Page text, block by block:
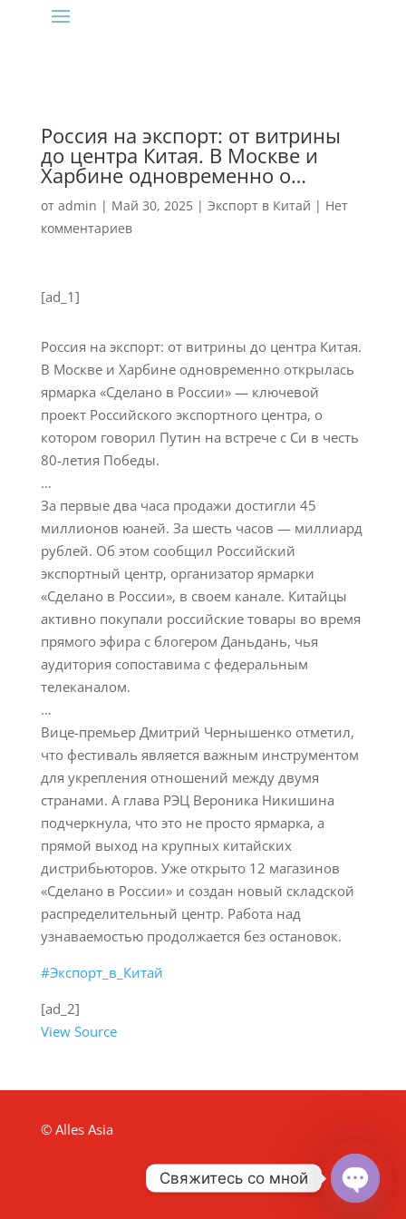
Россия на экспорт: от витрины
до центра Китая. В Москве и
Харбине одновременно о…
от admin | Май 30, 2025| Экспорт в Китай | Нет
комментариев
[ad_1]
Россия на экспорт: от витрины до центра Китая.
В Москве и Харбине одновременно открылась
ярмарка «Сделано в России» — ключевой
проект Российского экспортного центра, о
котором говорил Путин на встрече с Си в честь
80-летия Победы.
…
За первые два часа продажи достигли 45
миллионов юаней. За шесть часов — миллиард
рублей. Об этом сообщил Российский
экспортный центр, организатор ярмарки
«Сделано в России», в своем канале. Китайцы
активно покупали российские товары во время
прямого эфира с блогером Даньдань, чья
аудитория сопоставима с федеральным
телеканалом.
…
Вице-премьер Дмитрий Чернышенко отметил,
что фестиваль является важным инструментом
для укрепления отношений между двумя
странами. А глава РЭЦ Вероника Никишина
подчеркнула, что это не просто ярмарка, а
прямой выход на крупных китайских
дистрибьюторов. Уже открыто 12 магазинов
«Сделано в России» и создан новый складской
распределительный центр. Работа над
узнаваемостью продолжается без остановок.
#Экспорт_в_Китай
[ad_2]
View Source
© Alles Asia
Свяжитесь со мной